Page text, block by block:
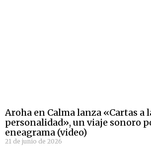
Aroha en Calma lanza «Cartas a
personalidad», un viaje sonoro
eneagrama (video)
21 de junio de 2026